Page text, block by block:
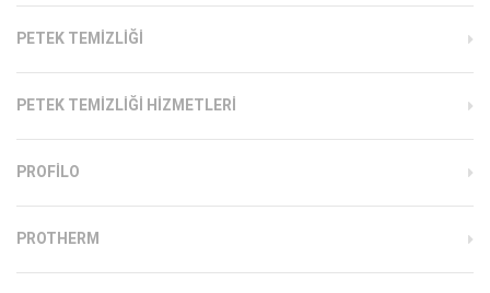
PETEK TEMIZLIĞI
PETEK TEMIZLIĞI HIZMETLERI
PROFILO
PROTHERM